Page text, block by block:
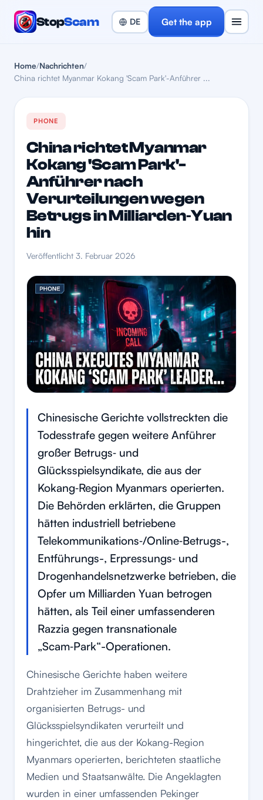
StopScam Get the app
Home/Nachrichten/
China richtet Myanmar Kokang 'Scam Park'-Anführer ...
PHONE
China richtet Myanmar
Kokang 'Scam Park'-
Anführer nach
Verurteilungen wegen
Betrugs in Milliarden‑Yuan
hin
Veröffentlicht 3. Februar 2026
Chinesische Gerichte vollstreckten die
Todesstrafe gegen weitere Anführer
großer Betrugs‑ und
Glücksspielsyndikate, die aus der
Kokang‑Region Myanmars operierten.
Die Behörden erklärten, die Gruppen
hätten industriell betriebene
Telekommunikations‑/Online‑Betrugs-,
Entführungs-, Erpressungs‑ und
Drogenhandelsnetzwerke betrieben, die
Opfer um Milliarden Yuan betrogen
hätten, als Teil einer umfassenderen
Razzia gegen transnationale
„Scam‑Park“-Operationen.
Chinesische Gerichte haben weitere
Drahtzieher im Zusammenhang mit
organisierten Betrugs- und
Glücksspielsyndikaten verurteilt und
hingerichtet, die aus der Kokang-Region
Myanmars operierten, berichteten staatliche
Medien und Staatsanwälte. Die Angeklagten
wurden in einer umfassenden Pekinger